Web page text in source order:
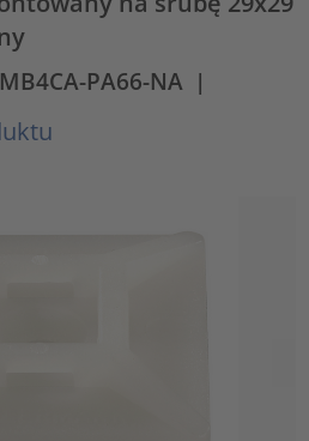
PA66-NA |